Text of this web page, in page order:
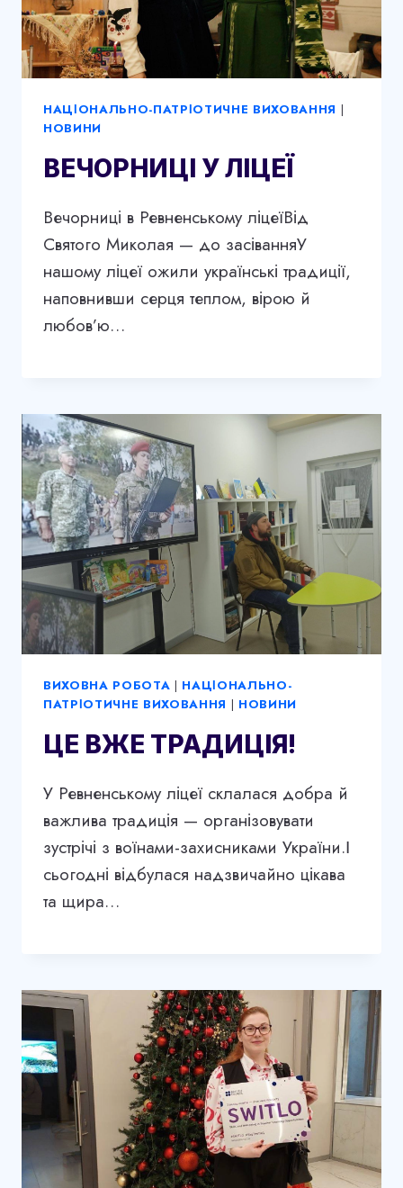
НАЦІОНАЛЬНО-ПАТРІОТИЧНЕ ВИХОВАННЯ |
НОВИНИ
ВЕЧОРНИЦІ У ЛІЦЕЇ
Вечорниці в Ревненському ліцеїВід
Святого Миколая — до засіванняУ
нашому ліцеї ожили українські традиції,
наповнивши серця теплом, вірою й
любов’ю…
ВИХОВНА РОБОТА | НАЦІОНАЛЬНО-
ПАТРІОТИЧНЕ ВИХОВАННЯ | НОВИНИ
ЦЕ ВЖЕ ТРАДИЦІЯ!
У Ревненському ліцеї склалася добра й
важлива традиція — організовувати
зустрічі з воїнами-захисниками України.І
сьогодні відбулася надзвичайно цікава
та щира…